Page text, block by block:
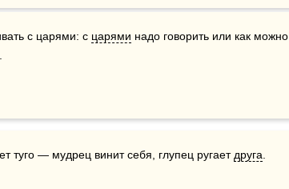
с царями: с царями надо говорить или как можно
туго — мудрец винит себя, глупец ругает друга